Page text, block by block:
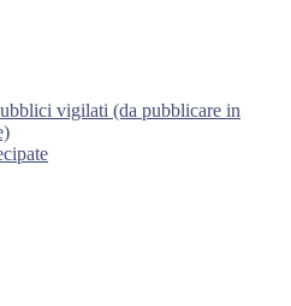
vigilati (da pubblicare in